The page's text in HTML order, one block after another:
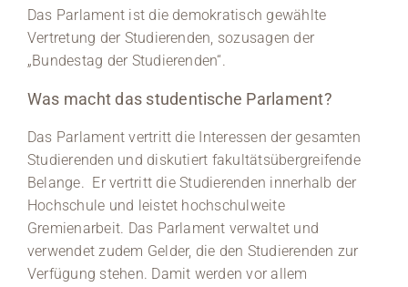
Medien
News
Veranstaltungen
Das Parlament ist die demokratisch gewählte
Vertretung der Studierenden, sozusagen der
„Bundestag der Studierenden“.
Was macht das studentische Parlament?
Das Parlament vertritt die Interessen der gesamten
Studierenden und diskutiert fakultätsübergreifende
Belange. Er vertritt die Studierenden innerhalb der
Hochschule und leistet hochschulweite
Gremienarbeit. Das Parlament verwaltet und
verwendet zudem Gelder, die den Studierenden zur
Verfügung stehen. Damit werden vor allem